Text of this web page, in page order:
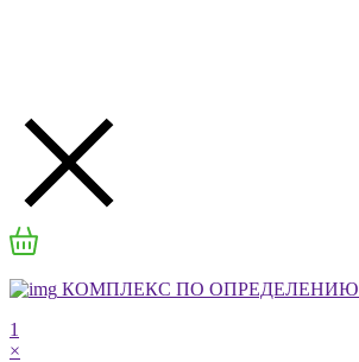
КОМПЛЕКС ПО ОПРЕДЕЛЕНИЮ
1
×